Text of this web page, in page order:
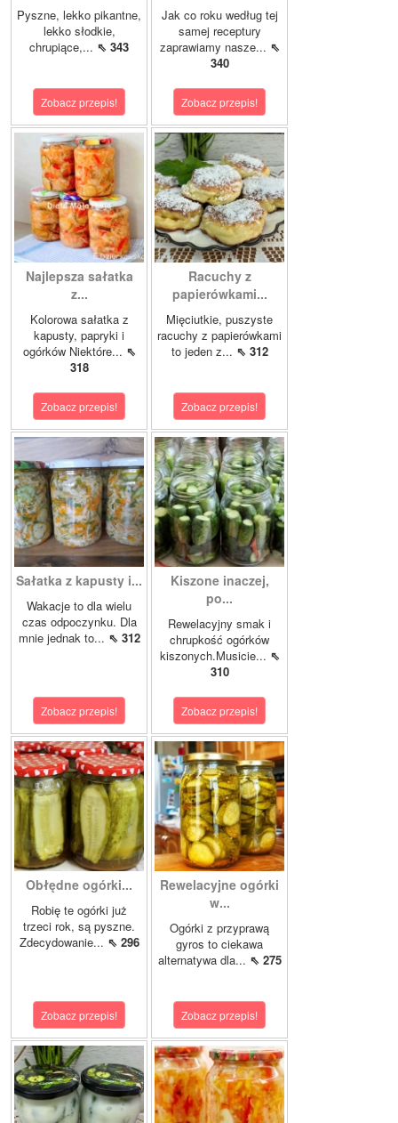
Pyszne, lekko pikantne,
lekko słodkie,
chrupiące,... ⇖ 343
Zobacz przepis!
Jak co roku według tej
samej receptury
zaprawiamy nasze... ⇖
340
Zobacz przepis!
Najlepsza sałatka
z...
Kolorowa sałatka z
kapusty, papryki i
ogórków Niektóre... ⇖
318
Zobacz przepis!
Racuchy z
papierówkami...
Mięciutkie, puszyste
racuchy z papierówkami
to jeden z... ⇖ 312
Zobacz przepis!
Sałatka z kapusty i...
Wakacje to dla wielu
czas odpoczynku. Dla
mnie jednak to... ⇖ 312
Zobacz przepis!
Kiszone inaczej,
po...
Rewelacyjny smak i
chrupkość ogórków
kiszonych.Musicie... ⇖
310
Zobacz przepis!
Obłędne ogórki...
Robię te ogórki już
trzeci rok, są pyszne.
Zdecydowanie... ⇖ 296
Zobacz przepis!
Rewelacyjne ogórki
w...
Ogórki z przyprawą
gyros to ciekawa
alternatywa dla... ⇖ 275
Zobacz przepis!